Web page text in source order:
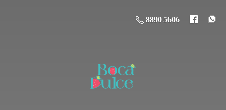
8890 5606